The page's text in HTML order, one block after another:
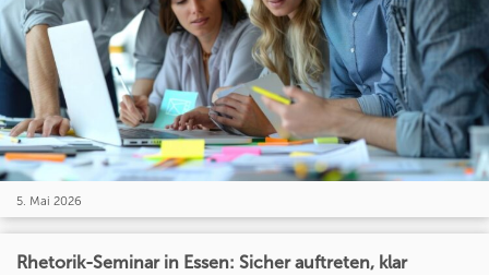
5. Mai 2026
Rhetorik-Seminar in Essen: Sicher auftreten, klar